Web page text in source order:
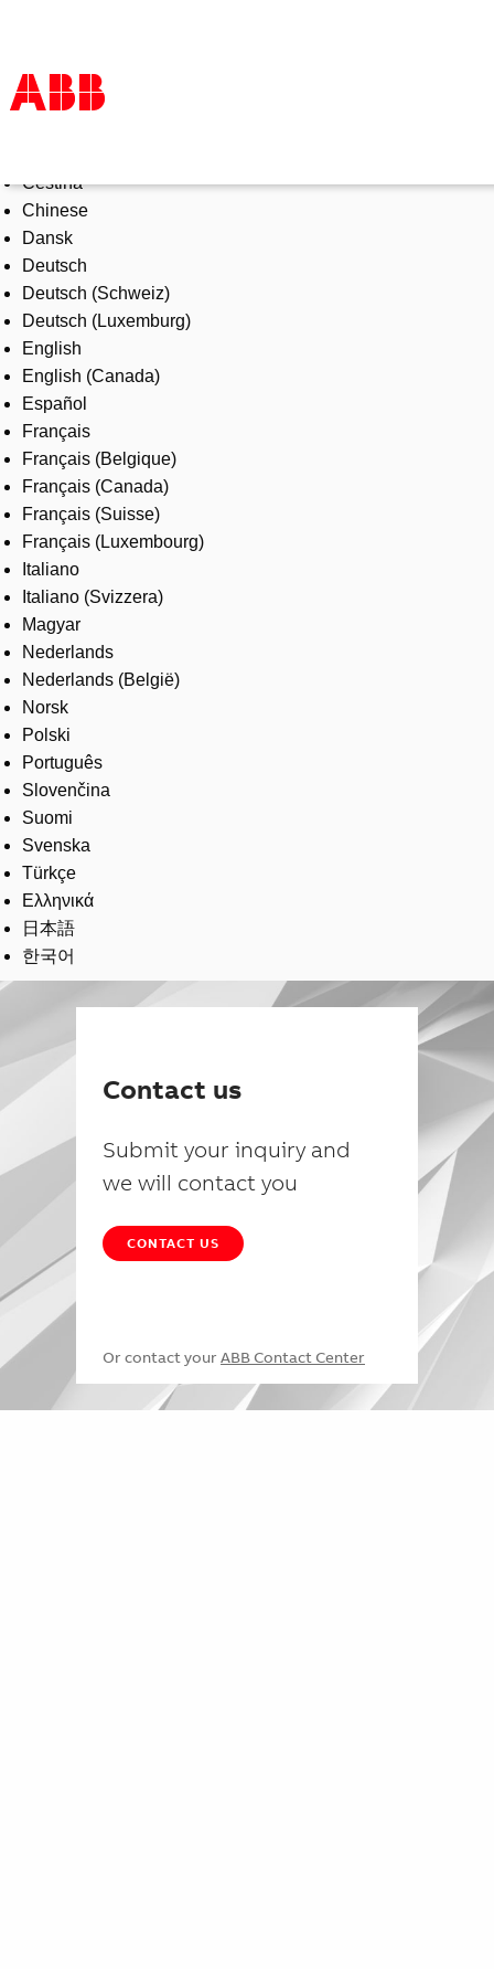
Products & Solutions
Industries
Services
About us
Where to buy
Contact us
Careers
Čeština
Chinese
Dansk
Deutsch
Deutsch (Schweiz)
Deutsch (Luxemburg)
English
English (Canada)
Español
Français
Français (Belgique)
Français (Canada)
Français (Suisse)
Français (Luxembourg)
Italiano
Italiano (Svizzera)
Magyar
Nederlands
Nederlands (België)
Norsk
Polski
Português
Slovenčina
Suomi
Svenska
Türkçe
Ελληνικά
日本語
한국어
Contact us
Submit your inquiry and
we will contact you
CONTACT US
Or contact your ABB Contact Center